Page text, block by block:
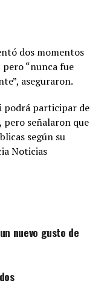
dos momentos
“nunca fue
aseguraron.
podrá participar de
pero señalaron que
según su
Noticias
nuevo gusto de